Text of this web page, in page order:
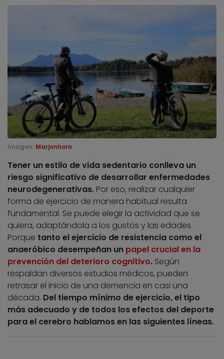
Imagen: Marjonhorn
Tener un estilo de vida sedentario conlleva un
riesgo significativo de desarrollar enfermedades
neurodegenerativas. Por eso, realizar cualquier
forma de ejercicio de manera habitual resulta
fundamental. Se puede elegir la actividad que se
quiera, adaptándola a los gustos y las edades.
Porque tanto el ejercicio de resistencia como el
anaeróbico desempeñan un papel crucial en la
prevención del deterioro cognitivo. Según
respaldan diversos estudios médicos, pueden
retrasar el inicio de una demencia en casi una
década. Del tiempo mínimo de ejercicio, el tipo
más adecuado y de todos los efectos del deporte
para el cerebro hablamos en las siguientes líneas.